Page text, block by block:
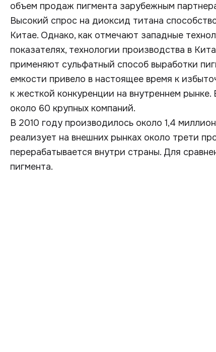
объем продаж пигмента зарубежным
Высокий спрос на диоксид титана
Китае. Однако, как отмечают западные
показателях, технологии производства в
применяют сульфатный способ выработки
емкости привело в настоящее время к
к жесткой конкуренции на внутреннем
около 60 крупных компаний.
В 2010 году производилось около 1,4
реализует на внешних рынках около трети
перерабатывается внутри страны. Для
пигмента.